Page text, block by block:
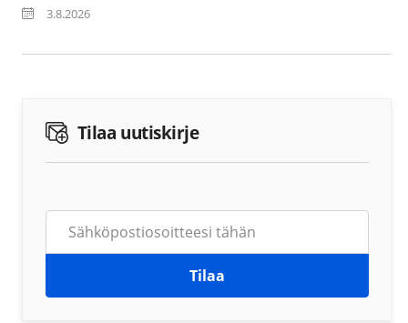
3.8.2026
Tilaa uutiskirje
Tilaa